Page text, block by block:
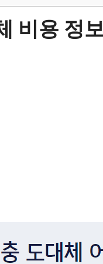
비용 정